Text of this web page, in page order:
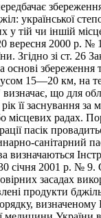
української
тій чи іншій
вересня 2000 р.
Згідно зі ст. 26
основі
15—20 км, на
що для
її заснування
місцевих радах.
пасік
санітарний
визначаються
січня 2001 р. №
засадах
продукти
визначеному